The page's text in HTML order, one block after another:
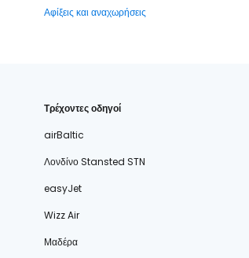
Αφίξεις και αναχωρήσεις
Τρέχοντες οδηγοί
airBaltic
Λονδίνο Stansted STN
easyJet
Wizz Air
Μαδέρα